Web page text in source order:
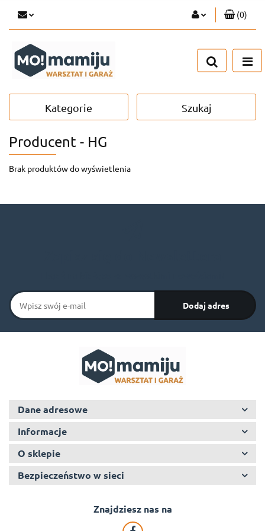
Zaloguj się
(0)
Kategorie Szukaj
Producent - HG
Brak produktów do wyświetlenia
Dane adresowe
Informacje
O sklepie
Bezpieczeństwo w sieci
Znajdziesz nas na